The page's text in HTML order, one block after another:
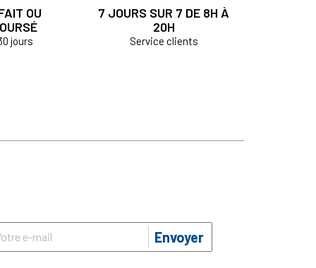
OU
jours
7 JOURS SUR 7 DE 8H À
20H
Service clients
Envoyer